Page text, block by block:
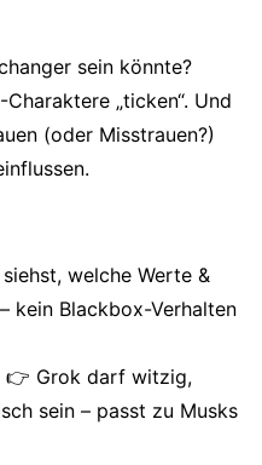
sein könnte?
„ticken“. Und
(oder Misstrauen?)
welche Werte &
kein Blackbox-Verhalten
👉 Grok darf witzig,
sein – passt zu Musks